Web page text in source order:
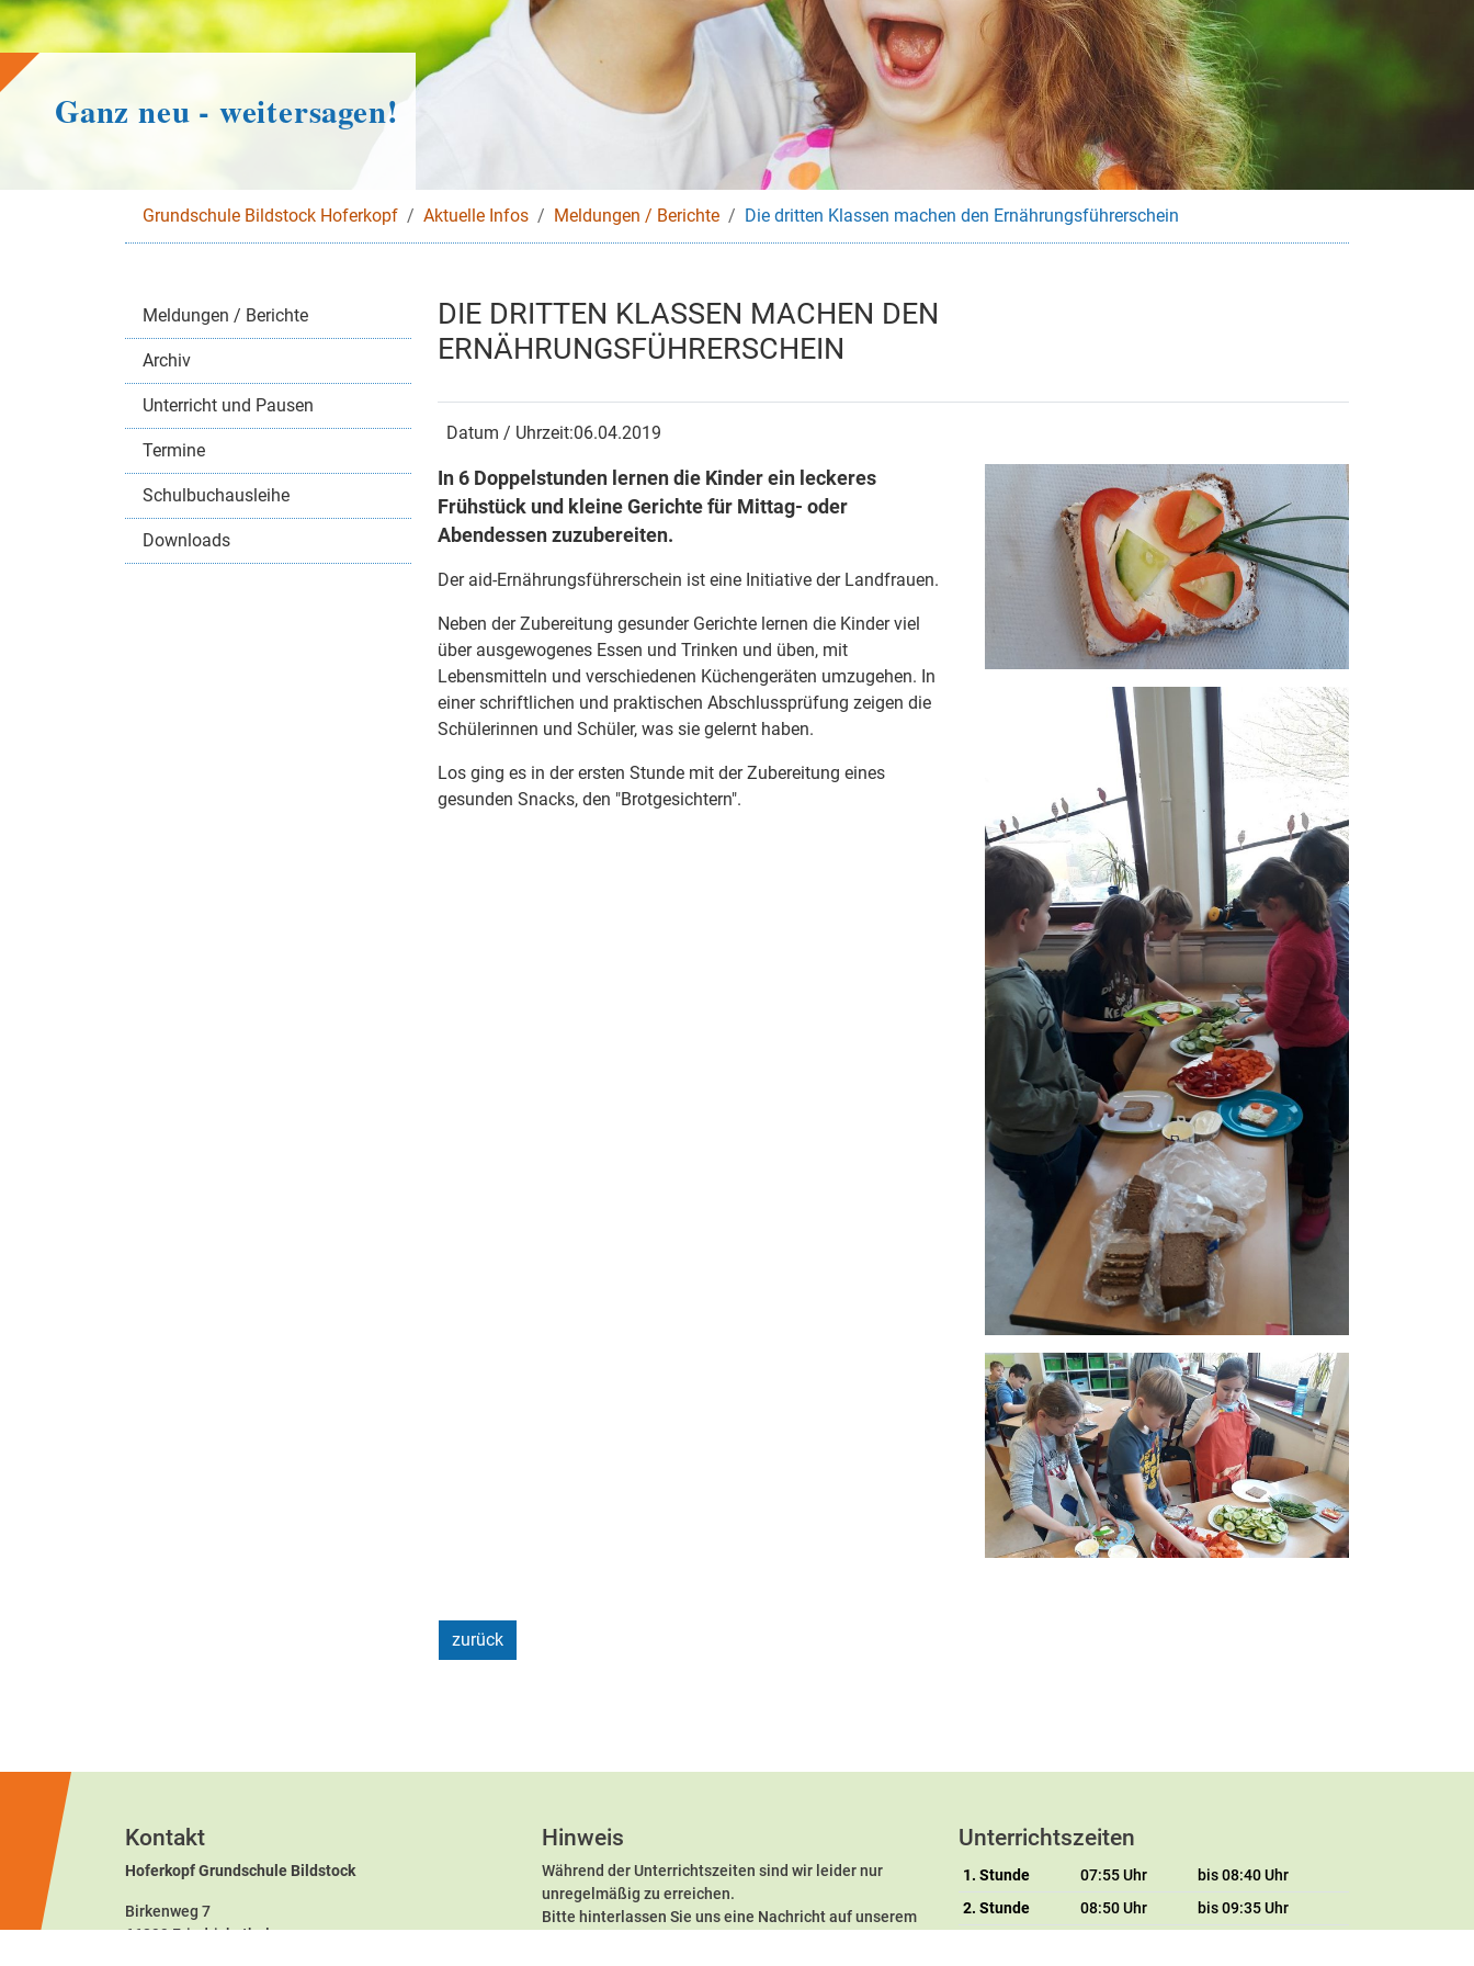
Ganz neu - weitersagen!
Grundschule Bildstock Hoferkopf Aktuelle Infos Meldungen / Berichte Die dritten Klassen machen den Ernährungsführerschein
Meldungen / Berichte
Archiv
Unterricht und Pausen
Termine
Schulbuchausleihe
Downloads
DIE DRITTEN KLASSEN MACHEN DEN
ERNÄHRUNGSFÜHRERSCHEIN
Datum / Uhrzeit:06.04.2019
In 6 Doppelstunden lernen die Kinder ein leckeres
Frühstück und kleine Gerichte für Mittag- oder
Abendessen zuzubereiten.
Der aid-Ernährungsführerschein ist eine Initiative der Landfrauen.
Neben der Zubereitung gesunder Gerichte lernen die Kinder viel
über ausgewogenes Essen und Trinken und üben, mit
Lebensmitteln und verschiedenen Küchengeräten umzugehen. In
einer schriftlichen und praktischen Abschlussprüfung zeigen die
Schülerinnen und Schüler, was sie gelernt haben.
Los ging es in der ersten Stunde mit der Zubereitung eines
gesunden Snacks, den "Brotgesichtern".
zurück
Kontakt
Hoferkopf Grundschule Bildstock
Birkenweg 7
66299 Friedrichsthal
Hinweis
Während der Unterrichtszeiten sind wir leider nur
unregelmäßig zu erreichen.
Bitte hinterlassen Sie uns eine Nachricht auf unserem
Unterrichtszeiten
1. Stunde 07:55 Uhr
bis 08:40 Uhr
2. Stunde
08:50 Uhr
bis 09:35 Uhr